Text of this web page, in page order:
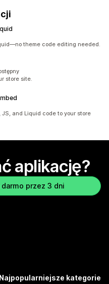
theme code editing needed.
store site.
JS, and Liquid code to your store
aplikację?
przez 3 dni
Najpopularniejsze kategorie